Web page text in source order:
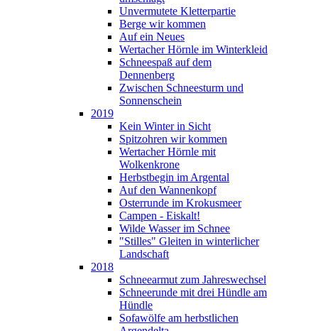
Unvermutete Kletterpartie
Berge wir kommen
Auf ein Neues
Wertacher Hörnle im Winterkleid
Schneespaß auf dem
Dennenberg
Zwischen Schneesturm und
Sonnenschein
2019
Kein Winter in Sicht
Spitzohren wir kommen
Wertacher Hörnle mit
Wolkenkrone
Herbstbegin im Argental
Auf den Wannenkopf
Osterrunde im Krokusmeer
Campen - Eiskalt!
Wilde Wasser im Schnee
"Stilles" Gleiten in winterlicher
Landschaft
2018
Schneearmut zum Jahreswechsel
Schneerunde mit drei Hündle am
Hündle
Sofawölfe am herbstlichen